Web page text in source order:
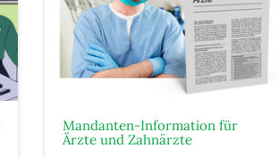
Mandanten-Information für
Ärzte und Zahnärzte